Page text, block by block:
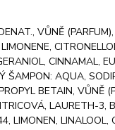
VŮNĚ (PARFUM),
CINNAMAL,
ŠAMPON: AQUA,
BETAIN, VŮNĚ
LAURETH-3,
LIMONEN, LINALOOL,